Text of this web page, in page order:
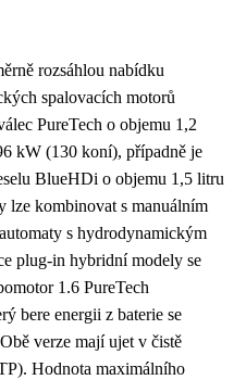
rozsáhlou nabídku
spalovacích motorů
PureTech o objemu 1,2
kW (130 koní), případně je
BlueHDi o objemu 1,5 litru
kombinovat s manuálním
s hydrodynamickým
plug-in hybridní modely se
1.6 PureTech
bere energii z baterie se
verze mají ujet v čistě
Hodnota maximálního